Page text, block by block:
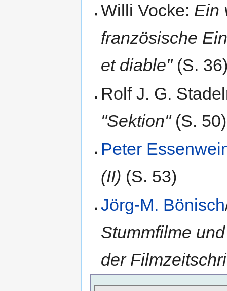
Willi Vocke: Ein
französische
et diable"(S.
Rolf J. G.
"Sektion"(S. 50)
Peter
(II) (S. 53)
Jörg-M. Bönisch
Stummfilme
der